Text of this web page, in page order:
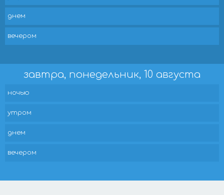
днем
вечером
завтра, понедельник, 10 августа
ночью
утром
днем
вечером